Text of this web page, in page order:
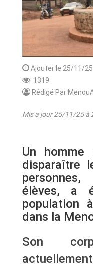
CAMEROUN
PLUSAjouter le 25/11/25
1319
Rédigé Par
Mis a jour 25/11/25 à
Un homme
disparaître
élèves, a
population
dans la
Son